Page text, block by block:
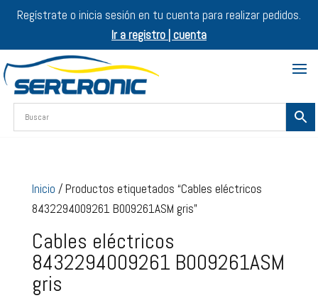
Regístrate o inicia sesión en tu cuenta para realizar pedidos.
Ir a registro | cuenta
Inicio / Productos etiquetados “Cables eléctricos
8432294009261 B009261ASM gris”
Cables eléctricos
8432294009261 B009261ASM
gris